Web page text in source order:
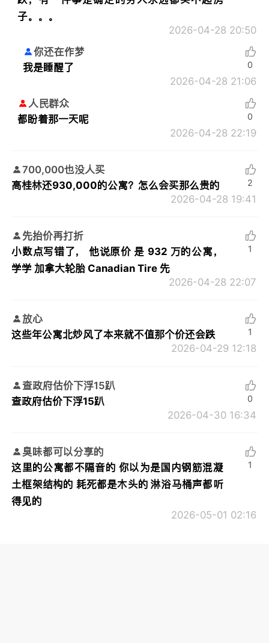
子。。。
2026-04-28 20:50
你还在作梦
我是睡醒了
2026-04-28 21:06
0
人民群众
都盼着那一天呢
2026-04-28 22:19
0
700,000也没人买
高桂林还930,000的公寓？怎么会买那么贵的
2026-04-28 19:41
2
先抬价再打折
小数点写错了， 他说原价 是 932 万的公寓，
学学 加拿大轮胎 Canadian Tire 先
2026-04-28 22:07
1
放心
这些年公寓北炒风了本来就不值那个价还会跌
2026-04-29 12:18
1
查政府估价下浮15趴
查政府估价下浮15趴
2026-04-30 16:34
0
臭味都可以分享的
这里的公寓都不隔音的 你以为是国内钢筋混凝
土框架结构的 耗死都是木头的 淋浴马桶声都听
得见的
2026-05-01 02:16
1